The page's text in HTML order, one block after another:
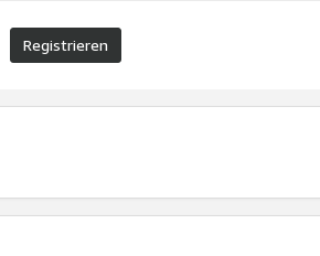
Registrieren